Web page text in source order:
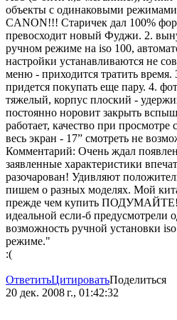
объекты с одинаковыми
CANON!!! Старичек дал 100%
превосходит новый Фуджи. 2.
ручном режиме на iso 100,
настройки устанавливаются не
меню - приходится тратить
придется покупать еще пару. 4.
тяжелый, корпус плоский -
постоянно норовит закрыть
работает, качество при
весь экран - 17” смотреть не
Комментарий: Очень ждал
заявленные характеристики
разочарован! Удивляют
пишем о разных моделях. Мой
прежде чем купить
идеальной если-б предусмотрели
возможность ручной установки
режиме."
:(
ОтветитьЦитироватьПоделиться
20 дек. 2008 г., 01:42:32